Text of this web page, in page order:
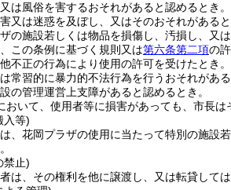
は風俗を害するおそれがあると認めるとき。
又は迷惑を及ぼし、又はそのおそれがあると
の施設若しくは物品を損傷し、汚損し、又
この条例に基づく規則又は第六条第二項の
不正の行為により使用の許可を受けたとき。
常習的に暴力的不法行為を行うおそれがあ
の管理運営上支障があると認めるとき。
おいて、使用者等に損害があっても、市長は
入等)
、花岡プラザの使用に当たって特別の施設
禁止)
は、その権利を他に譲渡し、又は転貸しては